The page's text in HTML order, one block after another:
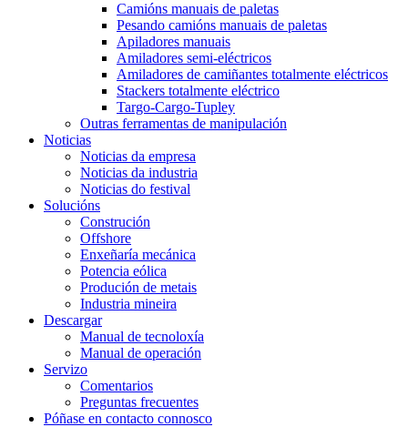
Camións manuais de paletas
Pesando camións manuais de paletas
Apiladores manuais
Amiladores semi-eléctricos
Amiladores de camiñantes totalmente eléctricos
Stackers totalmente eléctrico
Targo-Cargo-Tupley
Outras ferramentas de manipulación
Noticias
Noticias da empresa
Noticias da industria
Noticias do festival
Solucións
Construción
Offshore
Enxeñaría mecánica
Potencia eólica
Produción de metais
Industria mineira
Descargar
Manual de tecnoloxía
Manual de operación
Servizo
Comentarios
Preguntas frecuentes
Póñase en contacto connosco